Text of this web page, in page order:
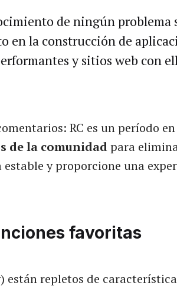
de ningún
en la construcción de
y sitios web con
RC es un período
de la comunidadpara
estable y proporcione una
favoritas
están repletos de